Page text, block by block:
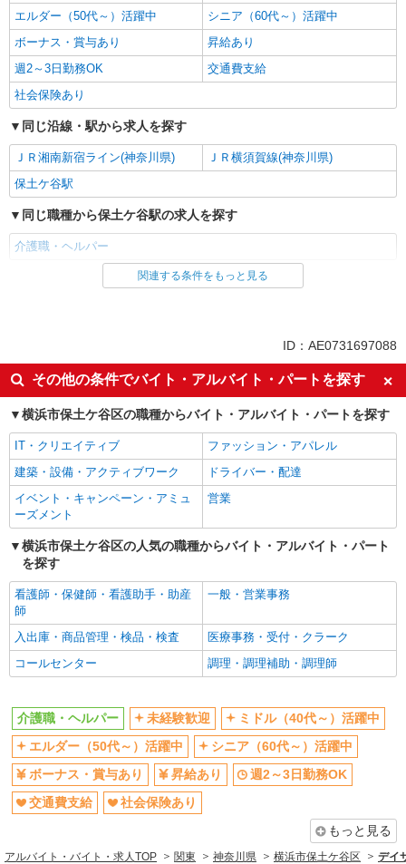
エルダー（50代～）活躍中
シニア（60代～）活躍中
ボーナス・賞与あり
昇給あり
週2～3日勤務OK
交通費支給
社会保険あり
同じ沿線・駅から求人を探す
ＪＲ湘南新宿ライン(神奈川県)
ＪＲ横須賀線(神奈川県)
保土ケ谷駅
同じ職種から保土ケ谷駅の求人を探す
介護職・ヘルパー
同じ雇用形態から保土ケ谷駅の求人を探す
未経験歓迎
ミドル（40代～）活躍中
エルダー（50代～）活躍中
シニア（60代～）活躍中
ボーナス・賞与あり
昇給あり
週2～3日勤務OK
交通費支給
社会保険あり
同じ職種から求人を探す
医療・介護・福祉
介護職・ヘルパー
同じ特徴から求人を探す
未経験歓迎
ミドル（40代～）活躍中
ボーナス・賞与あり
週2～3日勤務OK
関連する条件をもっと見る
ID：AE0731697088
その他の条件でバイト・アルバイト・パートを探す
横浜市保土ケ谷区の職種からバイト・アルバイト・パートを探す
IT・クリエイティブ
ファッション・アパレル
建築・設備・アクティブワーク
ドライバー・配達
イベント・キャンペーン・アミュ
ーズメント
営業
横浜市保土ケ谷区の人気の職種からバイト・アルバイト・パート
を探す
看護師・保健師・看護助手・助産
師
一般・営業事務
入出庫・商品管理・検品・検査
医療事務・受付・クラーク
コールセンター
調理・調理補助・調理師
介護職・ヘルパー 未経験歓迎
ミドル（40代～）活躍中
エルダー（50代～）活躍中
シニア（60代～）活躍中
ボーナス・賞与あり
昇給あり
週2～3日勤務OK
交通費支給
社会保険あり
もっと見る
アルバイト・バイト・求人TOP 関東 神奈川県 横浜市保土ケ谷区 デイ